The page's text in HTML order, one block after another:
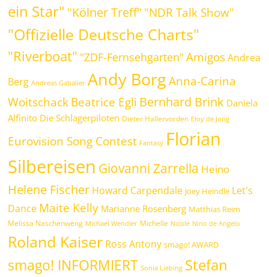
ein Star" "Kölner Treff" "NDR Talk Show"
"Offizielle Deutsche Charts"
"Riverboat" "ZDF-Fernsehgarten" Amigos Andrea
Berg Andreas Gabalier Andy Borg Anna-Carina
WoitschackBeatrice Egli Bernhard Brink Daniela
Alfinito Die Schlagerpiloten Dieter Hallervorden Eloy de Jong
Eurovision Song Contest Fantasy Florian
Silbereisen Giovanni Zarrella Heino
Helene Fischer Howard Carpendale Joey Heindle Let's
Dance Maite Kelly Marianne Rosenberg Matthias Reim
Melissa Naschenweng Michael Wendler Michelle Nicole Nino de Angelo
Roland Kaiser Ross Antony smago! AWARD
smago! INFORMIERT Sonia Liebing Stefan